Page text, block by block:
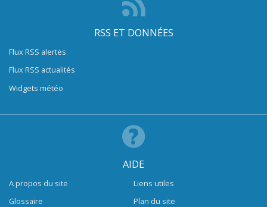
RSS ET DONNÉES
Flux RSS alertes
Flux RSS actualités
Widgets météo
AIDE
A propos du site
Glossaire
Liens utiles
Plan du site